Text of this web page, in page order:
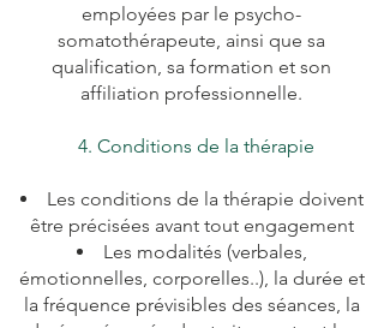
employées par le psycho-
somatothérapeute, ainsi que sa
qualification, sa formation et son
affiliation professionnelle.
4. Conditions de la thérapie
Les conditions de la thérapie doivent
être précisées avant tout engagement
Les modalités (verbales,
émotionnelles, corporelles..), la durée et
la fréquence prévisibles des séances, la